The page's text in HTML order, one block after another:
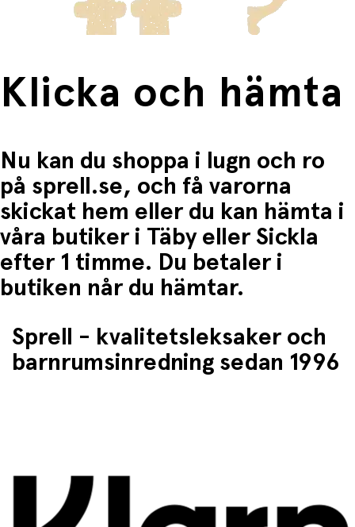
Klicka och hämta
Nu kan du shoppa i lugn och ro
på sprell.se, och få varorna
skickat hem eller du kan hämta i
våra butiker i Täby eller Sickla
efter 1 timme. Du betaler i
butiken når du hämtar.
Sprell - kvalitetsleksaker och
barnrumsinredning sedan 1996